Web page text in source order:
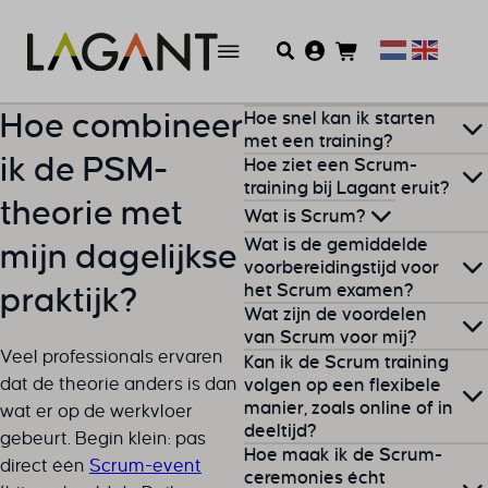
Hoe combineer
ik de PSM-
theorie met
mijn dagelijkse
praktijk?
Veel professionals ervaren
dat de theorie anders is dan
wat er op de werkvloer
gebeurt. Begin klein: pas
direct één Scrum-event
Hoe snel kan ik starten
met een training?
Met de e-learning kun je
vandaag al starten!
De datum van de eerste
trainingsdag op locatie vind
jehier.
En ben je meteen
nieuwsgierighoe snel je
examen kunt doen? Zodra je
start, duurt het ongeveer 1
tot 1,5 maand voor je
Hoe ziet een Scrum-
training bij Lagant eruit?
Zodra jouw aanmelding
compleet is, krijg je direct
toegang tot je online
leeromgeving. Daar vind je
ook een ExamenTrainer. Zo
kunnen we tijdens de
trainingsdagen meer tijd
besteden aan oefeningen
en specifieke vragen uit de
groep.
Wat is Scrum?
Scrumis de meest populaire
methode binnen Agile-
projectmanagement. Met
Scrum werk je iteratief, in
korte sprints, waardoor je
snel kunt inspelen op
veranderingen.
Wat is de gemiddelde
voorbereidingstijd voor
het Scrum examen?
Zodra je detrainingsdagen
hebt afgerond en de e-
learning goed hebt
bestudeerd, ben je
maximaal nog 20 uur kwijt
aan het extra oefenen met
Wat zijn de voordelen
van Scrum voor mij?
Werken met Scrum biedt jou
alsprojectmanagerveel
voordelen, bijvoorbeeld:
meer controle over de
Kan ik de Scrum training
volgen op een flexibele
manier, zoals online of in
deeltijd?
Je volgt eenScrum-training
Hoe maak ik de Scrum-
ceremonies écht